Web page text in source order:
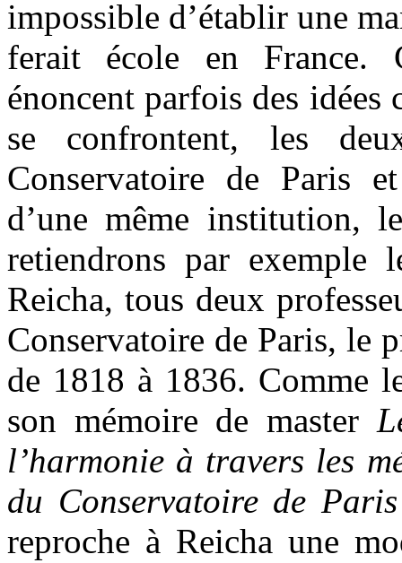
impossible d’établir une
ferait école en France.
énoncent parfois des
se confrontent, les
Conservatoire de Paris
d’une même institution,
retiendrons par
Reicha, tous deux
Conservatoire de Paris, le
de 1818 à 1836. Comme
son mémoire de master
l’harmonie à travers les
du Conservatoire de
reproche à Reicha une